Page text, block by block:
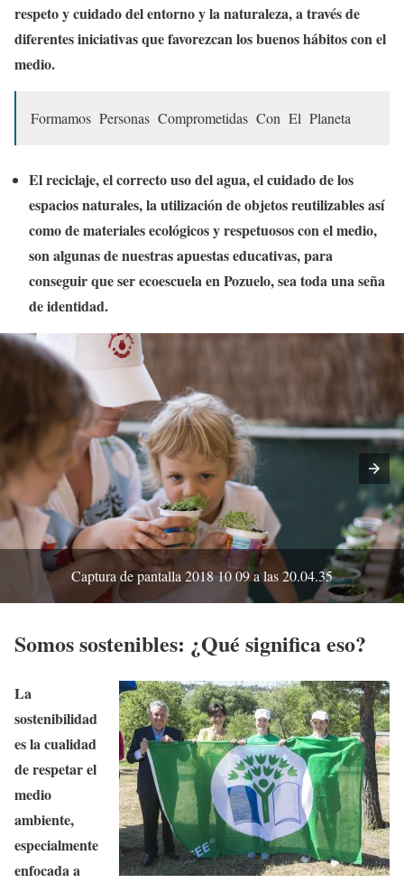
respeto y cuidado del entorno y la naturaleza, a través de
diferentes iniciativas que favorezcan los buenos hábitos con el
medio.
Formamos Personas Comprometidas Con El Planeta
El reciclaje, el correcto uso del agua, el cuidado de los
espacios naturales, la utilización de objetos reutilizables así
como de materiales ecológicos y respetuosos con el medio,
son algunas de nuestras apuestas educativas, para
conseguir que ser ecoescuela en Pozuelo, sea toda una seña
de identidad.
Captura de pantalla 2018 10 09 a las 20.04.35
Somos sostenibles: ¿Qué significa eso?
La
sostenibilidad
es la cualidad
de respetar el
medio
ambiente,
especialmente
enfocada a